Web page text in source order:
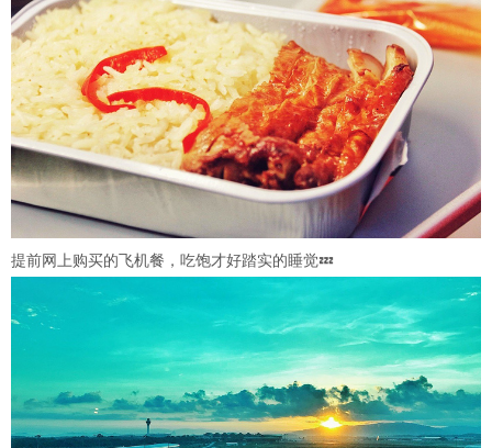
提前网上购买的飞机餐，吃饱才好踏实的睡觉💤